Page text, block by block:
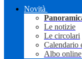
Novità
Le notizie
Le circolari
Calendario
Albo online